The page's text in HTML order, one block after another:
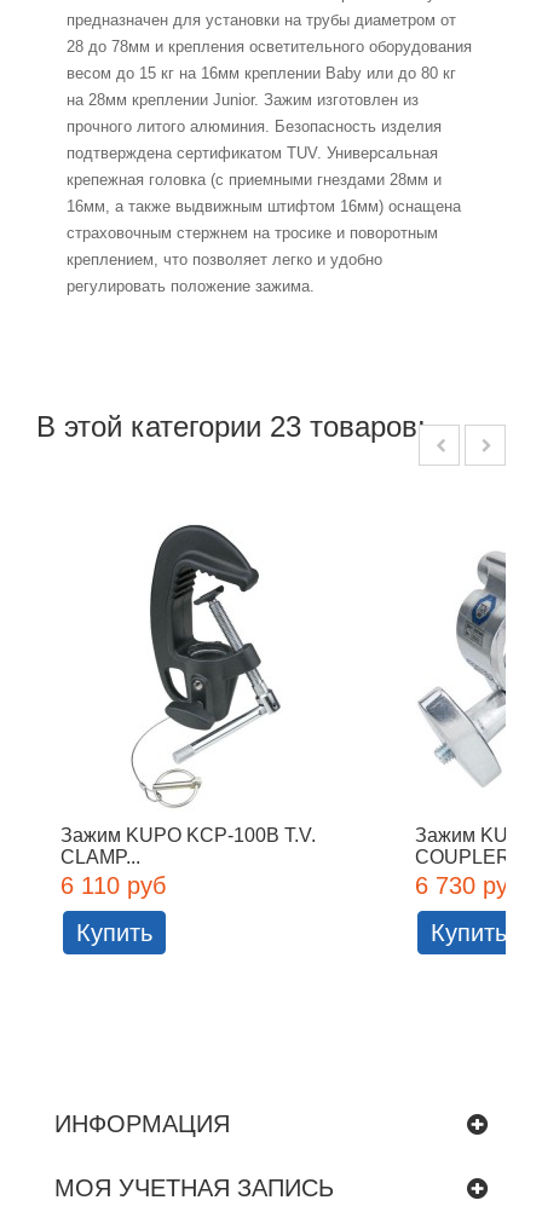
предназначен для установки на трубы диаметром от
28 до 78мм и крепления осветительного оборудования
весом до 15 кг на 16мм креплении Baby или до 80 кг
на 28мм креплении Junior. Зажим изготовлен из
прочного литого алюминия. Безопасность изделия
подтверждена сертификатом TUV. Универсальная
крепежная головка (с приемными гнездами 28мм и
16мм, а также выдвижным штифтом 16мм) оснащена
страховочным стержнем на тросике и поворотным
креплением, что позволяет легко и удобно
регулировать положение зажима.
В этой категории 23 товаров:
Зажим KUPO KCP-100B T.V.
CLAMP...
6 110 руб
Купить
Зажим KUPO
COUPLER...
6 730 руб
Купить
ИНФОРМАЦИЯ
МОЯ УЧЕТНАЯ ЗАПИСЬ